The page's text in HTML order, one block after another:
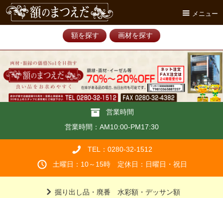
メニュー
額を探す 画材を探す
営業時間
営業時間：AM10:00-PM17:30
TEL：0280-32-1512
土曜日：10～15時 定休日：日曜日・祝日
掘り出し品・廃番 水彩額・デッサン額